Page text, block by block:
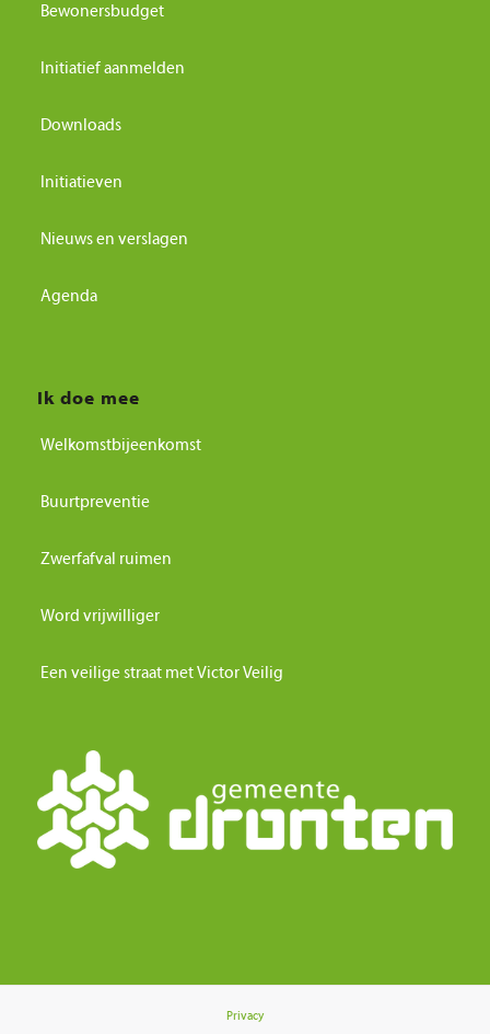
Bewonersbudget
Initiatief aanmelden
Downloads
Initiatieven
Nieuws en verslagen
Agenda
Ik doe mee
Welkomstbijeenkomst
Buurtpreventie
Zwerfafval ruimen
Word vrijwilliger
Een veilige straat met Victor Veilig
Privacy